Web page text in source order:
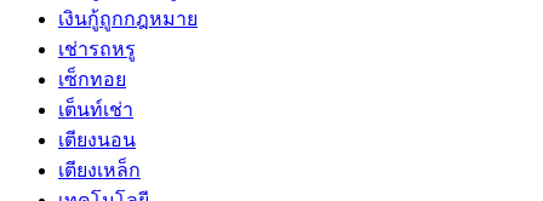
เงินกู้ถูกกฎหมาย
เช่ารถหรู
เซ็กทอย
เต็นท์เช่า
เตียงนอน
เตียงเหล็ก